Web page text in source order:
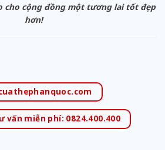
cho cộng đồng một tương lai tốt đẹp
hơn!
vấn miễn phí: 0824.400.400